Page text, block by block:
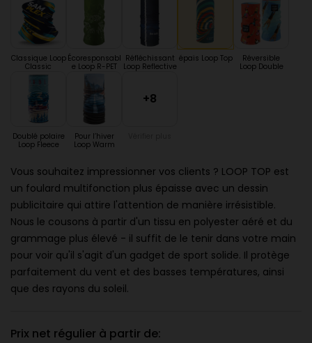
Classique Loop
Classic
Écoresponsabl
e Loop R-PET
Réfléchissant
Loop Reflective
épais Loop Top
Réversible
Loop Double
Doublé polaire
Loop Fleece
Pour l’hiver
Loop Warm
+8
Vous souhaitez impressionner vos clients ? LOOP TOP est
un foulard multifonction plus épaisse avec un dessin
publicitaire qui attire l'attention de manière irrésistible.
Nous le cousons à partir d'un tissu en polyester aéré et du
grammage plus élevé - il suffit de le tenir dans votre main
pour voir qu'il s'agit d'un gadget de sport solide. Il protège
parfaitement du vent et des basses températures, ainsi
que des rayons du soleil.
Prix net régulier à partir de: